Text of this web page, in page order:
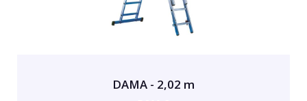
DAMA - 2,02 m